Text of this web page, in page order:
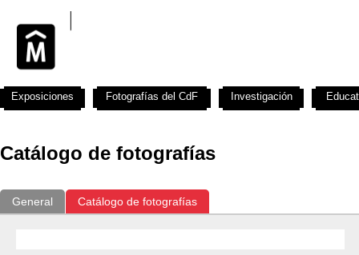
Catálogo de fotografías
General Catálogo de fotografías
Exposiciones Fotografías del CdF Investigación